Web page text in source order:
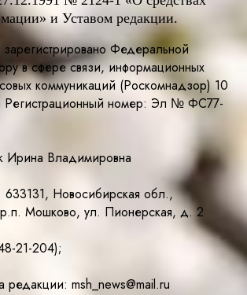
и Уставом редакции.
Федеральной
в сфере связи, информационных
коммуникаций (Роскомнадзор) 10
Регистрационный номер: Эл № ФС77-
Ирина Владимировна
Новосибирская обл.,
Мошково, ул. Пионерская, д. 2
21-204);
редакции: msh_news@mail.ru